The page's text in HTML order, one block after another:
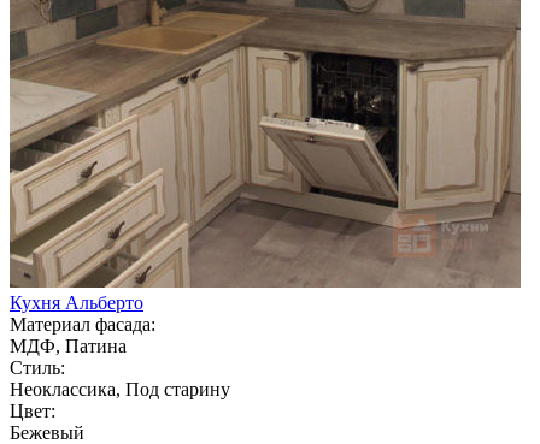
Кухня Альберто
Материал фасада:
МДФ, Патина
Стиль:
Неоклассика, Под старину
Цвет:
Бежевый